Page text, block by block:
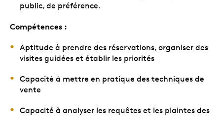
public, de préférence.
Compétences :
Aptitude à prendre des réservations, organiser des
visites guidées et établir les priorités
Capacité à mettre en pratique des techniques de
vente
Capacité à analyser les requêtes et les plaintes des